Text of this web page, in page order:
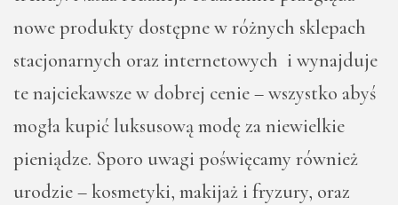
nowe produkty dostępne w różnych sklepach
stacjonarnych oraz internetowych i wynajduje
te najciekawsze w dobrej cenie – wszystko abyś
mogła kupić luksusową modę za niewielkie
pieniądze. Sporo uwagi poświęcamy również
urodzie – kosmetyki, makijaż i fryzury, oraz